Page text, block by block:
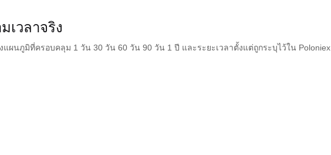
เวลาจริง
ผนภูมิที่ครอบคลุม 1 วัน 30 วัน 60 วัน 90 วัน 1 ปี และระยะเวลาตั้งแต่ถูกระบุไว้ใน Poloniex